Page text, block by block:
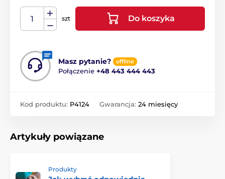
szt Do koszyka
Masz pytanie? offline
Połączenie +48 443 444 443
Kod produktu: P4124 Gwarancja: 24 miesięcy
Artykuły powiązane
Produkty